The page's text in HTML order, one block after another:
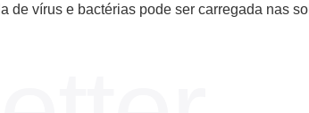
vírus e bactérias pode ser carregada nas